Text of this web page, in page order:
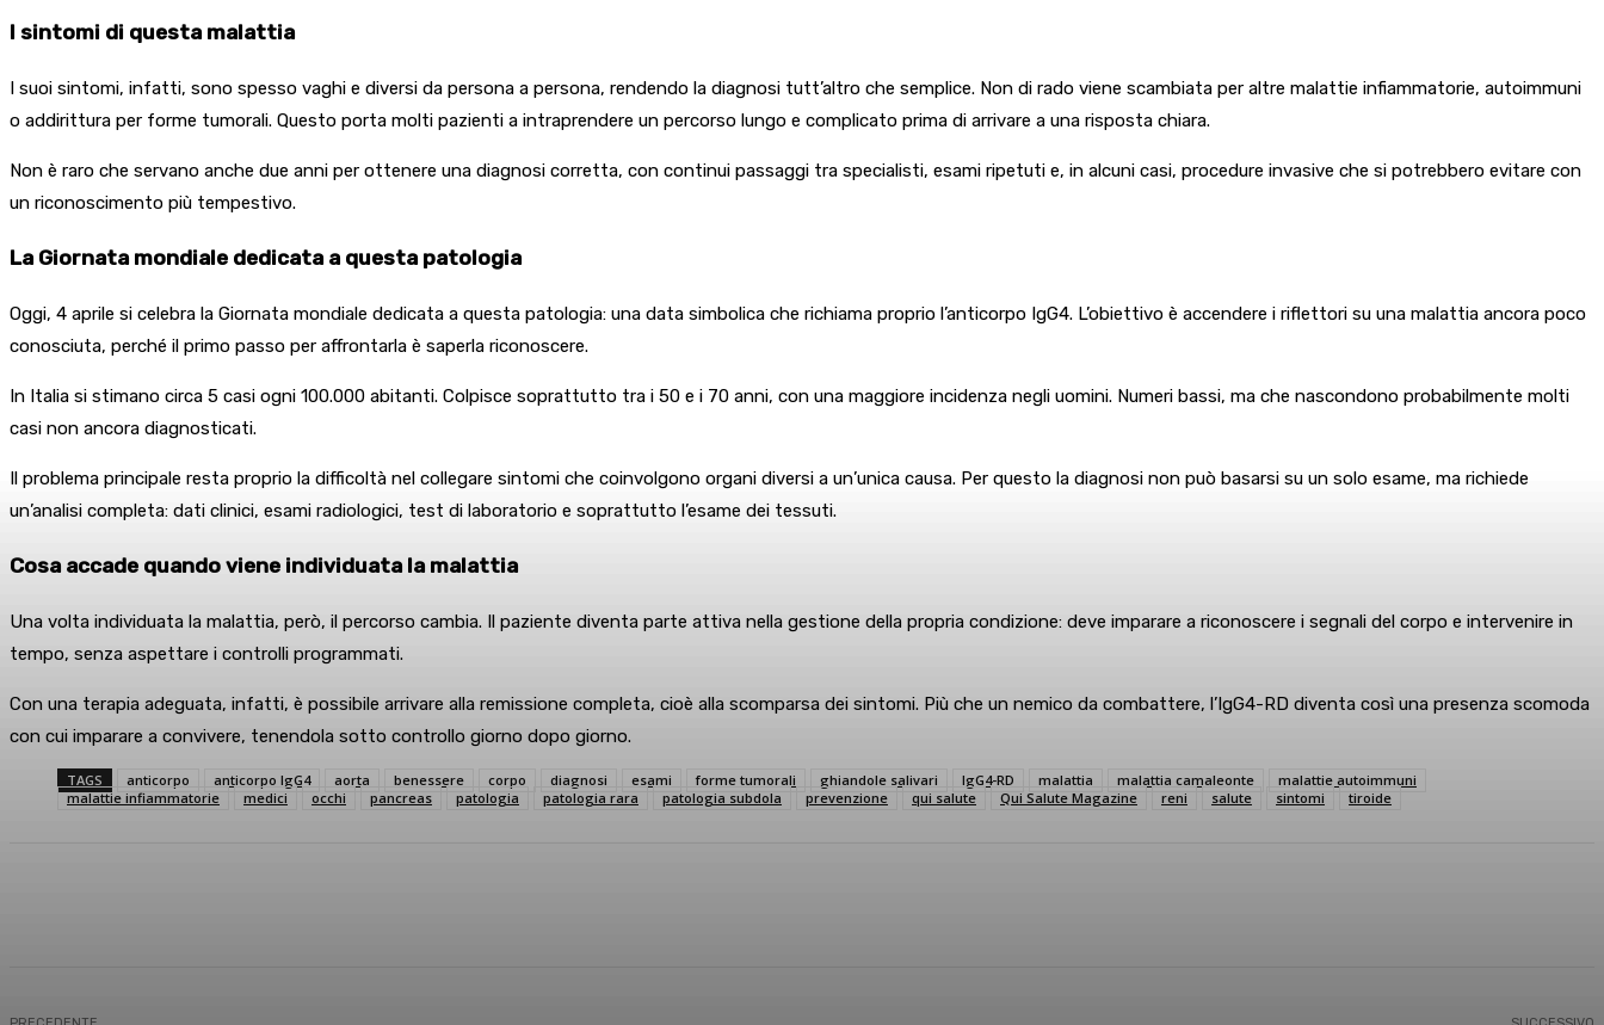
I sintomi di questa malattia
I suoi sintomi, infatti, sono spesso vaghi e diversi da persona a persona, rendendo la diagnosi tutt’altro che semplice. Non di rado viene scambiata per altre malattie infiammatorie, autoimmuni
o addirittura per forme tumorali. Questo porta molti pazienti a intraprendere un percorso lungo e complicato prima di arrivare a una risposta chiara.
Non è raro che servano anche due anni per ottenere una diagnosi corretta, con continui passaggi tra specialisti, esami ripetuti e, in alcuni casi, procedure invasive che si potrebbero evitare con
un riconoscimento più tempestivo.
La Giornata mondiale dedicata a questa patologia
Oggi, 4 aprile si celebra la Giornata mondiale dedicata a questa patologia: una data simbolica che richiama proprio l’anticorpo IgG4. L’obiettivo è accendere i riflettori su una malattia ancora poco
conosciuta, perché il primo passo per affrontarla è saperla riconoscere.
In Italia si stimano circa 5 casi ogni 100.000 abitanti. Colpisce soprattutto tra i 50 e i 70 anni, con una maggiore incidenza negli uomini. Numeri bassi, ma che nascondono probabilmente molti
casi non ancora diagnosticati.
Il problema principale resta proprio la difficoltà nel collegare sintomi che coinvolgono organi diversi a un’unica causa. Per questo la diagnosi non può basarsi su un solo esame, ma richiede
un’analisi completa: dati clinici, esami radiologici, test di laboratorio e soprattutto l’esame dei tessuti.
Cosa accade quando viene individuata la malattia
Una volta individuata la malattia, però, il percorso cambia. Il paziente diventa parte attiva nella gestione della propria condizione: deve imparare a riconoscere i segnali del corpo e intervenire in
tempo, senza aspettare i controlli programmati.
Con una terapia adeguata, infatti, è possibile arrivare alla remissione completa, cioè alla scomparsa dei sintomi. Più che un nemico da combattere, l’IgG4-RD diventa così una presenza scomoda
con cui imparare a convivere, tenendola sotto controllo giorno dopo giorno.
TAGS anticorpo anticorpo IgG4 aorta benessere corpo diagnosi esami forme tumorali ghiandole salivari IgG4-RD malattia malattia camaleonte
malattie autoimmuni
malattie infiammatorie
medici occhi pancreas patologia patologia rara patologia subdola prevenzione qui salute Qui Salute Magazine reni salute sintomi tiroide